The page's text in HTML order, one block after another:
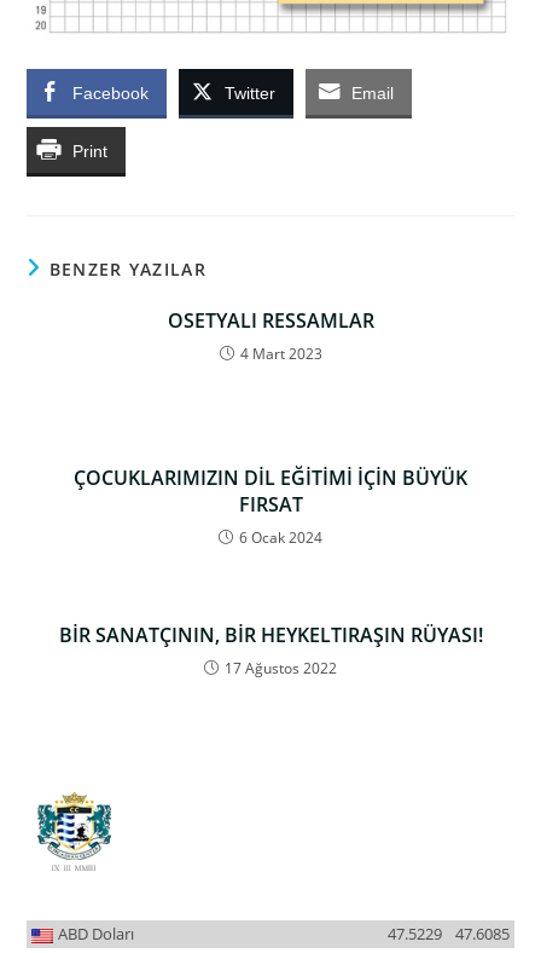
Facebook Twitter Email
Print
BENZER YAZILAR
OSETYALI RESSAMLAR
4 Mart 2023
ÇOCUKLARIMIZIN DİL EĞİTİMİ İÇİN BÜYÜK
FIRSAT
6 Ocak 2024
BİR SANATÇININ, BİR HEYKELTIRAŞIN RÜYASI!
17 Ağustos 2022
ABD Doları 47.6085
47.5229